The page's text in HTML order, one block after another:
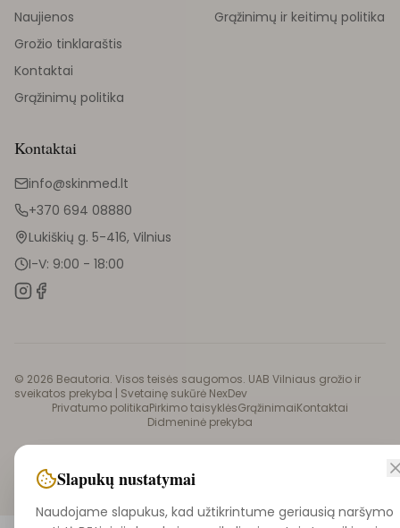
Naujienos
Grožio tinklaraštis
Kontaktai
Grąžinimų politika
Grąžinimų ir keitimų politika
Kontaktai
info@skinmed.lt
+370 694 08880
Lukiškių g. 5-416, Vilnius
I-V: 9:00 - 18:00
© 2026 Beautoria. Visos teisės saugomos. UAB Vilniaus grožio ir
sveikatos prekyba | Svetainę sukūrė NexDev
Privatumo politikaPirkimo taisyklėsGrąžinimaiKontaktai
Didmeninė prekyba
Slapukų nustatymai
Naudojame slapukus, kad užtikrintume geriausią naršymo